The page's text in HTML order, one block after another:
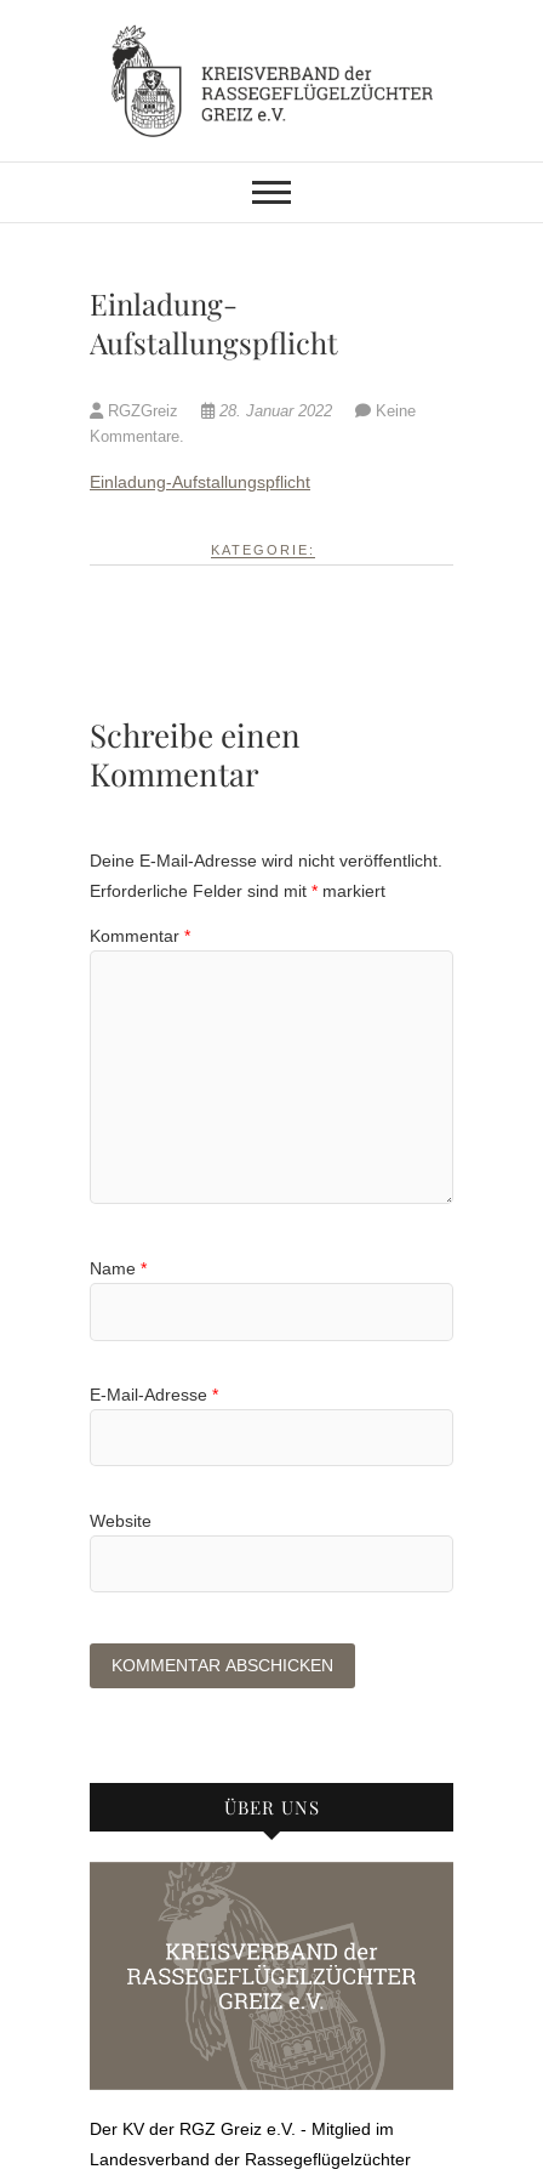
KV RGZ Greiz
Einladung-
Aufstallungspflicht
RGZGreiz 28. Januar 2022
Keine
Kommentare.
Einladung-Aufstallungspflicht
KATEGORIE:
Schreibe einen
Kommentar
Deine E-Mail-Adresse wird nicht veröffentlicht.
Erforderliche Felder sind mit * markiert
Kommentar *
Name *
E-Mail-Adresse *
Website
ÜBER UNS
Der KV der RGZ Greiz e.V. - Mitglied im
Landesverband der Rassegeflügelzüchter